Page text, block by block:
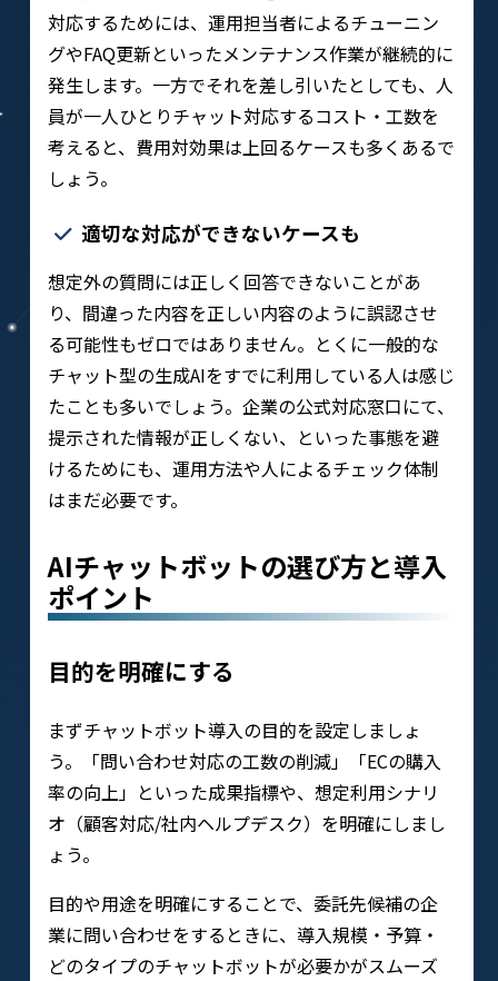
対応するためには、運用担当者によるチューニン
グやFAQ更新といったメンテナンス作業が継続的に
発生します。一方でそれを差し引いたとしても、人
員が一人ひとりチャット対応するコスト・工数を
考えると、費用対効果は上回るケースも多くあるで
しょう。
適切な対応ができないケースも
想定外の質問には正しく回答できないことがあ
り、間違った内容を正しい内容のように誤認させ
る可能性もゼロではありません。とくに一般的な
チャット型の生成AIをすでに利用している人は感じ
たことも多いでしょう。企業の公式対応窓口にて、
提示された情報が正しくない、といった事態を避
けるためにも、運用方法や人によるチェック体制
はまだ必要です。
AIチャットボットの選び方と導入
ポイント
目的を明確にする
まずチャットボット導入の目的を設定しましょ
う。「問い合わせ対応の工数の削減」「ECの購入
率の向上」といった成果指標や、想定利用シナリ
オ（顧客対応/社内ヘルプデスク）を明確にしまし
ょう。
目的や用途を明確にすることで、委託先候補の企
業に問い合わせをするときに、導入規模・予算・
どのタイプのチャットボットが必要かがスムーズ